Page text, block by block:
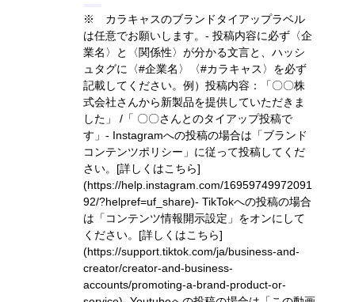
※ カラキャスのブランドタイアップラベル
は任意でお願いします。- 投稿内容に必ず〈企
業名〉と〈関係性〉が分かる文言と、ハッシ
ュタグに〈#企業名〉〈#カラキャス〉を必ず
記載してください。 例）投稿内容：「〇〇株
式会社さんから新製品を提供していただきま
した」 /「 〇〇さんとのタイアップ投稿で
す」 - Instagramへの投稿の場合は「ブランド
コンテンツポリシー」に従って投稿してくだ
さい。 [詳しくはこちら]
(https://help.instagram.com/16959749972091
92/?helpref=uf_share)- TikTokへの投稿の場合
は「コンテンツ情報開示設定」をオンにして
ください。 [詳しくはこちら]
(https://support.tiktok.com/ja/business-and-
creator/creator-and-business-
accounts/promoting-a-brand-product-or-